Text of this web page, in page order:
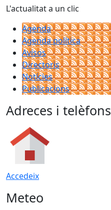
L'actualitat a un clic
Agenda
Agenda política
Avisos
Directoris
Notícies
Publicacions
Adreces i telèfons
Accedeix
Meteo